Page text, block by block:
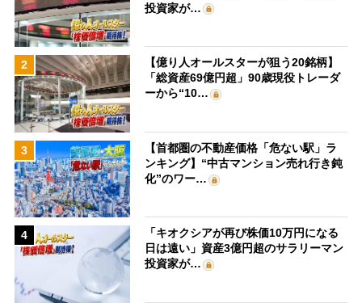
投資家が…
2
【億り人オールスターが狙う20銘柄】
「総資産69億円超」90歳現役トレーダ
ーから“10…
3
【首都圏の不動産価格「危ない駅」ラ
ンキング】“中古マンション売れ行き鈍
化”のワー…
4
「キオクシアが再び株価10万円になる
日は遠い」資産3億円超のサラリーマン
投資家が…